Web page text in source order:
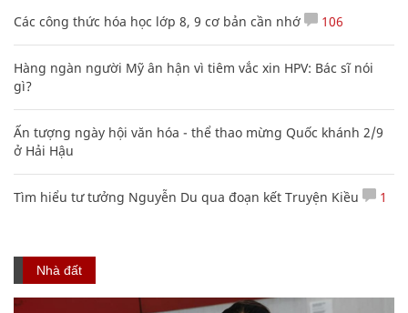
Các công thức hóa học lớp 8, 9 cơ bản cần nhớ 106
Hàng ngàn người Mỹ ân hận vì tiêm vắc xin HPV: Bác sĩ nói
gì?
Ấn tượng ngày hội văn hóa - thể thao mừng Quốc khánh 2/9
ở Hải Hậu
Tìm hiểu tư tưởng Nguyễn Du qua đoạn kết Truyện Kiều 1
Nhà đất